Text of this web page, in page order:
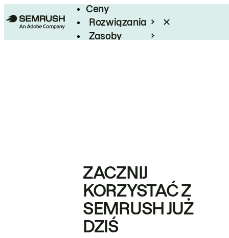
Ceny
Rozwiązania
Zasoby
ZACZNIJ
KORZYSTAĆ Z
SEMRUSH JUŻ
DZIŚ